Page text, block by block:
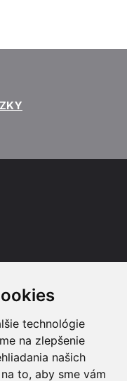
technológie
na zlepšenie
našich
to, aby sme vám